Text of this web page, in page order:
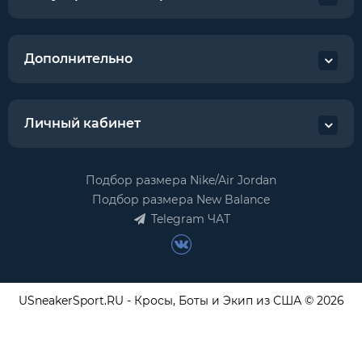
Дополнительно
Личный кабинет
Подбор размера Nike/Air Jordan
Подбор размера New Balance
Telegram ЧАТ
USneakerSport.RU - Кросы, Боты и Экип из США © 2026